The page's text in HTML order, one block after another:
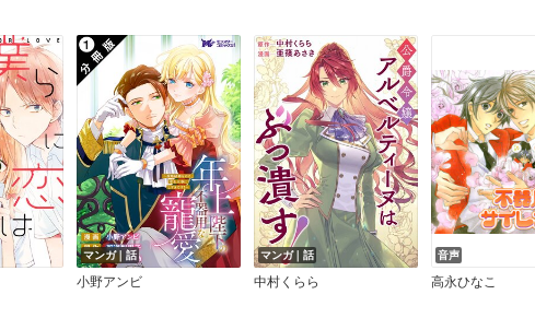
マンガ｜話
小野アンビ
マンガ｜話
中村くらら
音声
高永ひなこ